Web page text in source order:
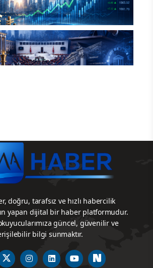
doğru, tarafsız ve hızlı habercilik
yapan dijital bir haber platformudur.
güncel, güvenilir ve
bilgi sunmaktır.